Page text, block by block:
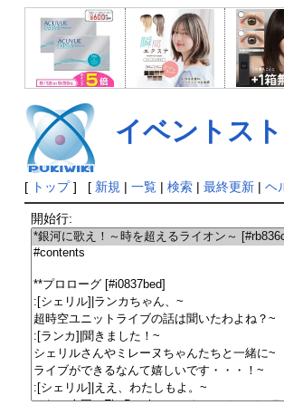
イベントス
[ トップ] [ 新規 | 一覧| 検索| 最終更新| ヘ
開始行: